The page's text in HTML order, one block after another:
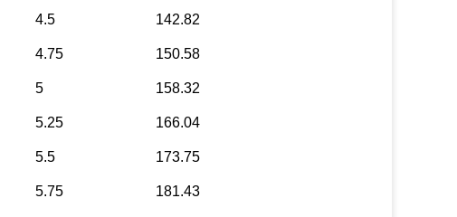
4.5 142.82
4.75 150.58
5 158.32
5.25 166.04
5.5 173.75
5.75 181.43